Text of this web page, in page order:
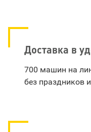
Доставка в
700 машин на
без праздников